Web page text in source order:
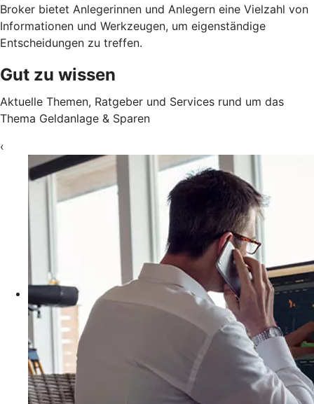
Broker bietet Anlegerinnen und Anlegern eine Vielzahl von
Informationen und Werkzeugen, um eigenständige
Entscheidungen zu treffen.
Gut zu wissen
Aktuelle Themen, Ratgeber und Services rund um das
Thema Geldanlage & Sparen
‹